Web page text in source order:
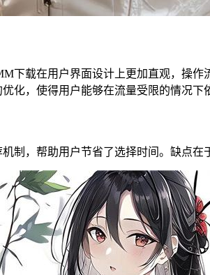
载在用户界面设计上更加直观，操作
化，使得用户能够在流量受限的情况下
帮助用户节省了选择时间。缺点在